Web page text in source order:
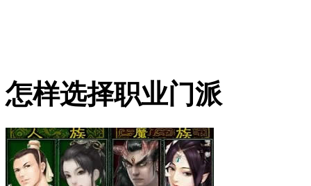
怎样选择职业门派